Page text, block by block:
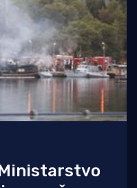
Ministarstvo